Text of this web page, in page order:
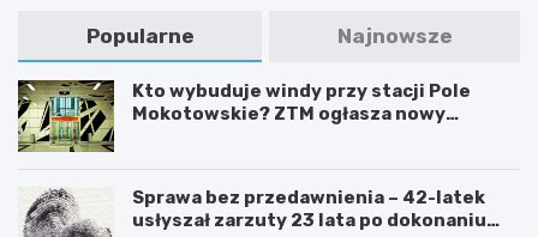
Popularne Najnowsze
Kto wybuduje windy przy stacji Pole
Mokotowskie? ZTM ogłasza nowy
Sprawa bez przedawnienia – 42-latek
usłyszał zarzuty 23 lata po dokonaniu